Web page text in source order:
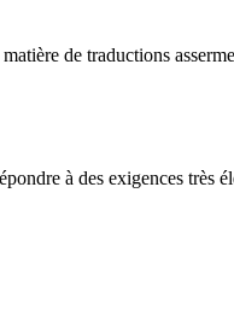
de traductions
à des exigences très